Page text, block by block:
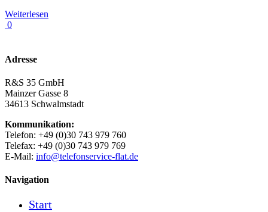
Weiterlesen
0
Adresse
R&S 35 GmbH
Mainzer Gasse 8
34613 Schwalmstadt
Kommunikation:
Telefon: +49 (0)30 743 979 760
Telefax: +49 (0)30 743 979 769
E-Mail: info@telefonservice-flat.de
Navigation
Start